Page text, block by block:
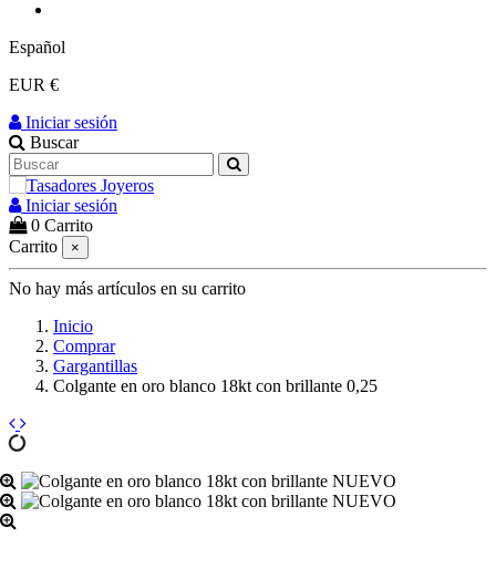
Español
EUR €
Iniciar sesión
Buscar
Iniciar sesión
0 Carrito
Carrito
×
No hay más artículos en su carrito
Inicio
Comprar
Gargantillas
Colgante en oro blanco 18kt con brillante 0,25